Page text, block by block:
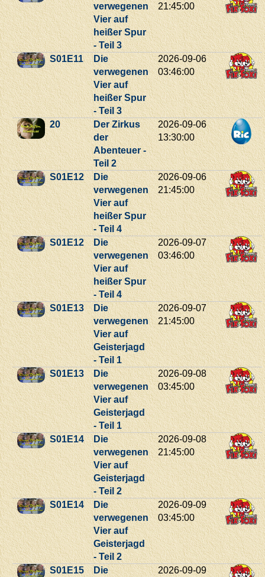
verwegenen
Vier auf
heißer Spur
- Teil 3
21:45:00
S01E11
Die
verwegenen
Vier auf
heißer Spur
- Teil 3
2026-09-06
03:46:00
20
Der Zirkus
der
Abenteuer -
Teil 2
2026-09-06
13:30:00
S01E12
Die
verwegenen
Vier auf
heißer Spur
- Teil 4
2026-09-06
21:45:00
S01E12
Die
verwegenen
Vier auf
heißer Spur
- Teil 4
2026-09-07
03:46:00
S01E13
Die
verwegenen
Vier auf
Geisterjagd
- Teil 1
2026-09-07
21:45:00
S01E13
Die
verwegenen
Vier auf
Geisterjagd
- Teil 1
2026-09-08
03:45:00
S01E14
Die
verwegenen
Vier auf
Geisterjagd
- Teil 2
2026-09-08
21:45:00
S01E14
Die
verwegenen
Vier auf
Geisterjagd
- Teil 2
2026-09-09
03:45:00
S01E15
Die
2026-09-09